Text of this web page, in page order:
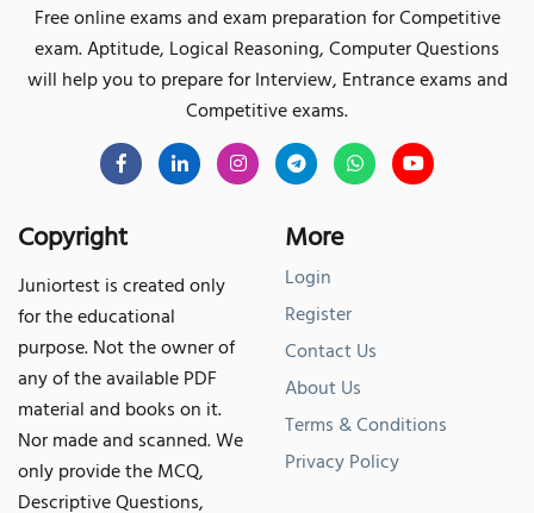
Free online exams and exam preparation for Competitive
exam. Aptitude, Logical Reasoning, Computer Questions
will help you to prepare for Interview, Entrance exams and
Competitive exams.
Copyright
Juniortest is created only
for the educational
purpose. Not the owner of
any of the available PDF
material and books on it.
Nor made and scanned. We
only provide the MCQ,
Descriptive Questions,
More
Login
Register
Contact Us
About Us
Terms & Conditions
Privacy Policy